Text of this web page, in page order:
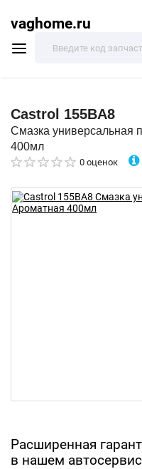
vaghome.ru
Castrol 155BA8
Смазка универсальная
400мл
0 оценок
Расширенная
в нашем